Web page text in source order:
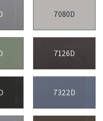
7080D
7126D
7322D